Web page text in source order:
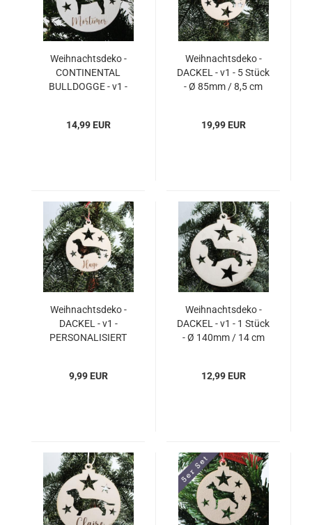
Weihnachtsdeko -
CONTINENTAL
BULLDOGGE - v1 -
Ø 140mm / 14 cm
14,99 EUR
Weihnachtsdeko -
DACKEL - v1 - 5 Stück
- Ø 85mm / 8,5 cm
19,99 EUR
Weihnachtsdeko -
DACKEL - v1 -
PERSONALISIERT
9,99 EUR
Weihnachtsdeko -
DACKEL - v1 - 1 Stück
- Ø 140mm / 14 cm
12,99 EUR